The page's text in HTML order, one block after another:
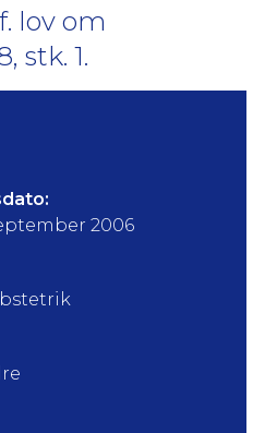
lov om
stk. 1.
2006